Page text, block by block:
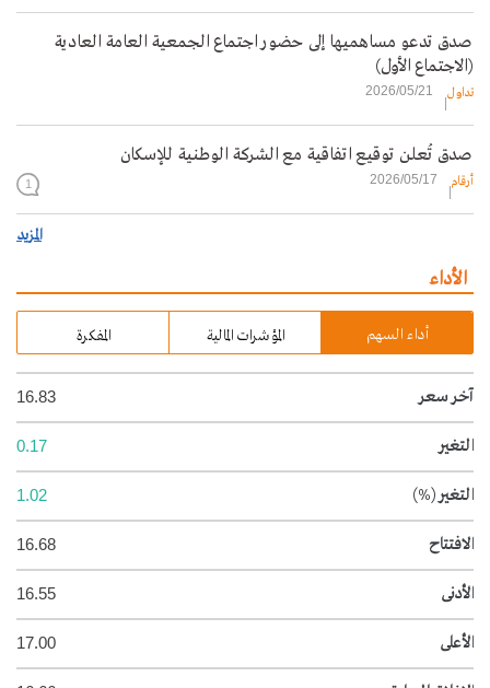
صدق تدعو مساهميها إلى حضور اجتماع الجمعية العامة العادية
(الاجتماع الأول)
تداول 2026/05/21
صدق تُعلن توقيع اتفاقية مع الشركة الوطنية للإسكان
أرقام 2026/05/17
1
المزيد
الأداء
أداء السهم المؤشرات المالية المفكرة
آخر سعر 16.83
التغير 0.17
التغير(%)
1.02
الافتتاح 16.68
الأدنى 16.55
الأعلى 17.00